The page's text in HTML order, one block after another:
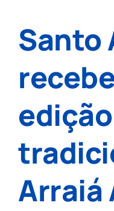
Santo
Arraiá